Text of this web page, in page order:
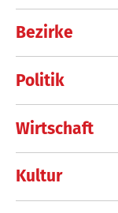
Bezirke
Politik
Wirtschaft
Kultur